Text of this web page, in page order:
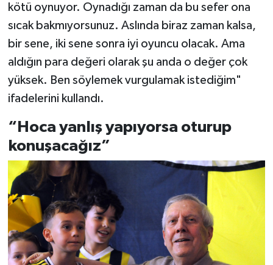
kötü oynuyor. Oynadığı zaman da bu sefer ona
sıcak bakmıyorsunuz. Aslında biraz zaman kalsa,
bir sene, iki sene sonra iyi oyuncu olacak. Ama
aldığın para değeri olarak şu anda o değer çok
yüksek. Ben söylemek vurgulamak istediğim"
ifadelerini kullandı.
“Hoca yanlış yapıyorsa oturup
konuşacağız”